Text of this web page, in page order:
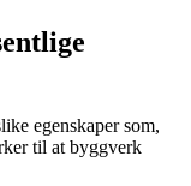
egenskaper som,
til at byggverk